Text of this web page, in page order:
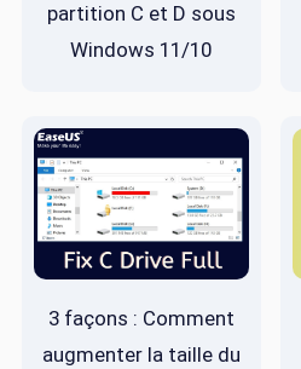
partition C et D sous
Windows 11/10
3 façons : Comment
augmenter la taille du